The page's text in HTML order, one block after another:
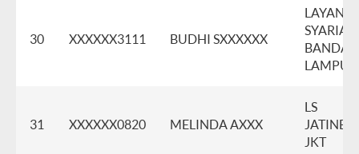
30 XXXXXX3111 BUDHI SXXXXXX
SYARIAH
BANDAR
31 XXXXXX0820 MELINDA AXXX
LS
JKT